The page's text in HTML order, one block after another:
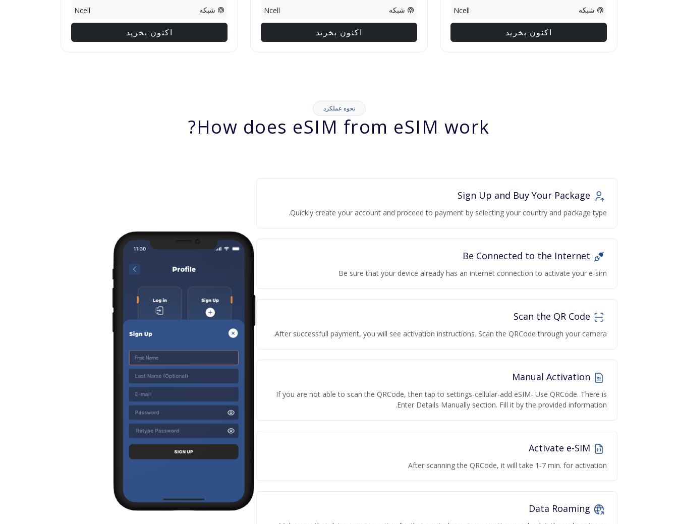
شبکه Ncell
اکنون بخرید
شبکه Ncell
اکنون بخرید
شبکه Ncell
اکنون بخرید
نحوه عملکرد
How does eSIM from eSIM work?
Quickly create your account and proceed to payment by selecting your country and package type.
Be sure that your device already has an internet connection to activate your e-sim
After successfull payment, you will see activation instructions. Scan the QRCode through your camera.
If you are not able to scan the QRCode, then tap to settings-cellular-add eSIM- Use QRCode. There is
Enter Details Manually section. Fill it by the provided information.
After scanning the QRCode, it will take 1-7 min. for activation